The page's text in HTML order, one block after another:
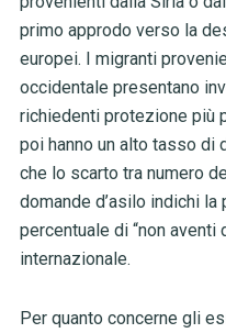
primo approdo verso la
europei. I migranti
occidentale presentano
richiedenti protezione più
poi hanno un alto tasso di
che lo scarto tra numero
domande d’asilo indichi
percentuale di “non
internazionale.
Per quanto concerne gli